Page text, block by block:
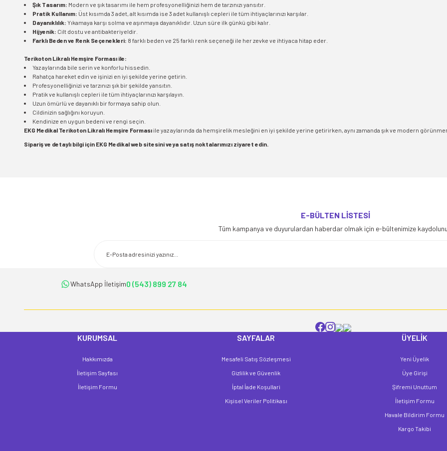
Şık Tasarım: Modern ve şık tasarımı ile hem profesyonelliğinizi hem de tarzınızı yansıtır.
Pratik Kullanım: Üst kısımda 3 adet, alt kısımda ise 3 adet kullanışlı cepleri ile tüm ihtiyaçlarınızı karşılar.
Dayanıklılık: Yıkamaya karşı solma ve aşınmaya dayanıklıdır. Uzun süre ilk günkü gibi kalır.
Hijyenik: Cilt dostu ve antibakteriyeldir.
Farklı Beden ve Renk Seçenekleri: 8 farklı beden ve 25 farklı renk seçeneği ile her zevke ve ihtiyaca hitap eder.
Terikoton Likralı Hemşire Forması ile:
Yaz aylarında bile serin ve konforlu hissedin.
Rahatça hareket edin ve işinizi en iyi şekilde yerine getirin.
Profesyonelliğinizi ve tarzınızı şık bir şekilde yansıtın.
Pratik ve kullanışlı cepleri ile tüm ihtiyaçlarınızı karşılayın.
Uzun ömürlü ve dayanıklı bir formaya sahip olun.
Cildinizin sağlığını koruyun.
Kendinize en uygun bedeni ve rengi seçin.
EKG Medikal Terikoton Likralı Hemşire Formasıile yaz aylarında da hemşirelik mesleğini en iyi şekilde yerine getirirken, aynı zamanda şık ve modern
Sipariş ve detaylı bilgi için EKG Medikal web sitesini veya satış noktalarımızı ziyaret edin.
Ürün açıklamasında eksik bilgiler bulunuyor.
Ürün fiyatı diğer sitelerden daha pahalı.
E-BÜLTEN LİSTESİ
Tüm kampanya ve duyurulardan haberdar olmak için e-bültenimize
WhatsApp İletişim0 (543) 899 27 84
KURUMSAL
Hakkımızda
İletişim Sayfası
İletişim Formu
SAYFALAR
Mesafeli Satış Sözleşmesi
Gizlilik ve Güvenlik
İptal İade Koşullari
Kişisel Veriler Politikası
ÜYELİK
Yeni Üyelik
Üye Girişi
Şifremi Unuttum
İletişim Formu
Havale Bildirim Formu
Kargo Takibi